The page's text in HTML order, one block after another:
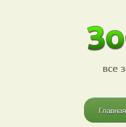
Главная